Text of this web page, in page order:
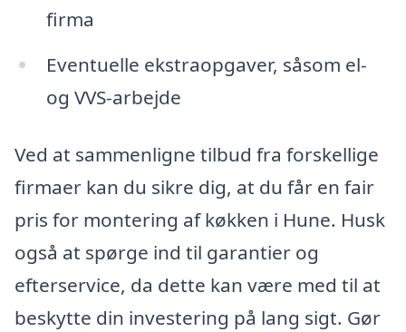
firma
Eventuelle ekstraopgaver, såsom el-
og VVS-arbejde
Ved at sammenligne tilbud fra forskellige
firmaer kan du sikre dig, at du får en fair
pris for montering af køkken i Hune. Husk
også at spørge ind til garantier og
efterservice, da dette kan være med til at
beskytte din investering på lang sigt. Gør